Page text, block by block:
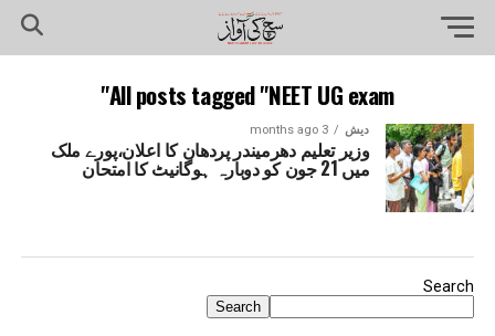
All posts tagged "NEET UG exam"
دیش 3 months ago
وزیر تعلیم دھرمیندر پردھان کا اعلان،پورے ملک
میں 21 جون کو دوبارہ ہوگانیٹ کا امتحان
Search
Search